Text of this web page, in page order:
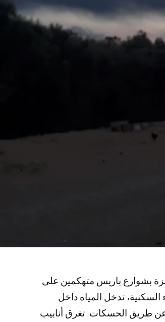
غزة بشوارع باريس متهكمين على
السكنية، تدخل المياه داخل
طريق الحسكات. تغرق أنابيب